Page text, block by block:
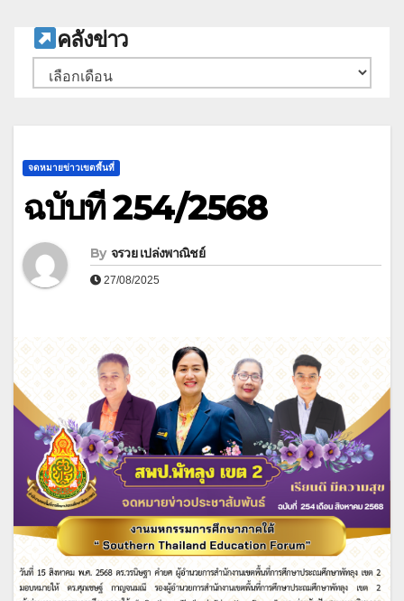
คลังข่าว
คลัง
จดหมายข่าวเขตพื้นที่
ฉบับที่ 254/2568
By จรวย เปล่งพาณิชย์
27/08/2025